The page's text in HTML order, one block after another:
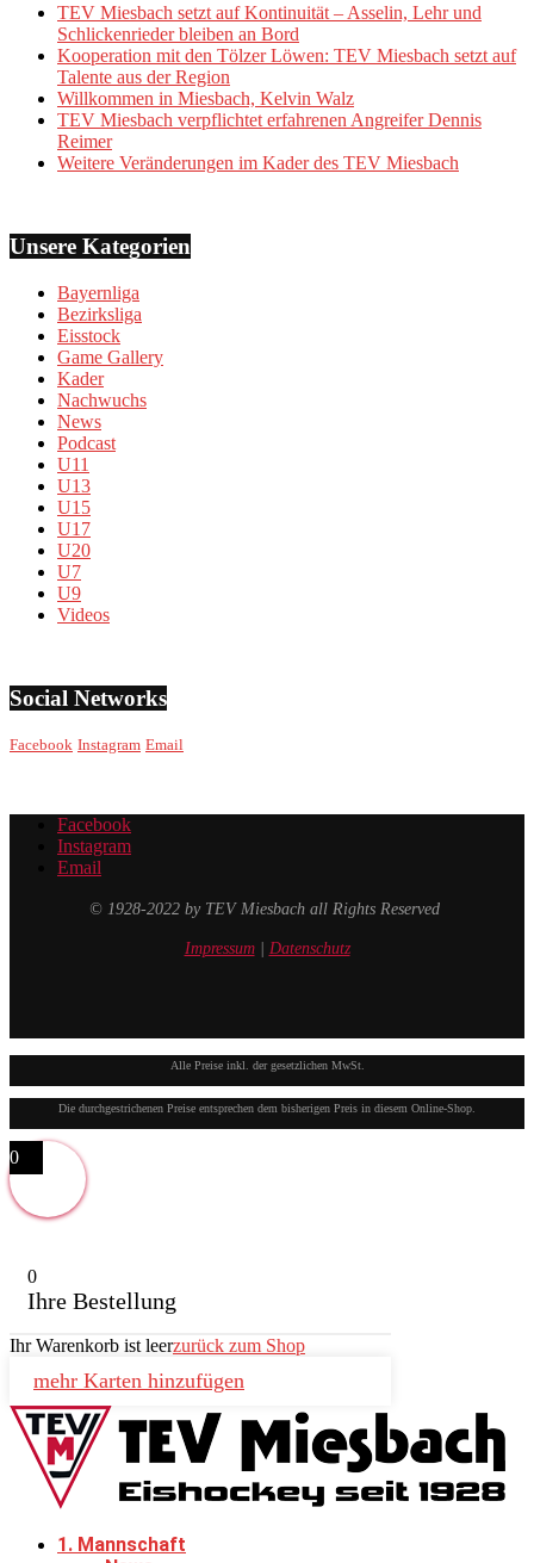
TEV Miesbach setzt auf Kontinuität – Asselin, Lehr und
Schlickenrieder bleiben an Bord
Kooperation mit den Tölzer Löwen: TEV Miesbach setzt auf
Talente aus der Region
Willkommen in Miesbach, Kelvin Walz
TEV Miesbach verpflichtet erfahrenen Angreifer Dennis
Reimer
Weitere Veränderungen im Kader des TEV Miesbach
Unsere Kategorien
Bayernliga
Bezirksliga
Eisstock
Game Gallery
Kader
Nachwuchs
News
Podcast
U11
U13
U15
U17
U20
U7
U9
Videos
Social Networks
Facebook Instagram Email
Facebook
Instagram
Email
© 1928-2022 by TEV Miesbach all Rights Reserved
Impressum| Datenschutz
Alle Preise inkl. der gesetzlichen MwSt.
Die durchgestrichenen Preise entsprechen dem bisherigen Preis in diesem Online-Shop.
0
0
Ihre Bestellung
Ihr Warenkorb ist leerzurück zum Shop
mehr Karten hinzufügen
1. Mannschaft